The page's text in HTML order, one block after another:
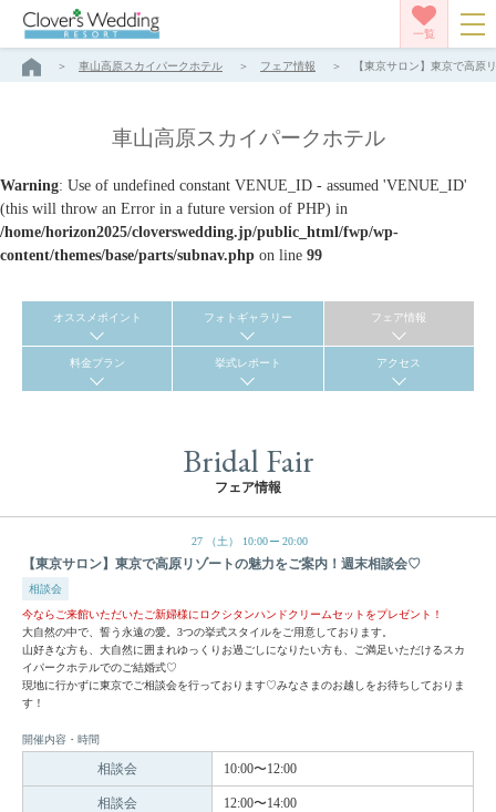
一覧
車山高原スカイパークホテル フェア情報 【東京サロン】東京で高
車山高原スカイパークホテル
Warning: Use of undefined constant VENUE_ID - assumed 'VENUE_ID'
(this will throw an Error in a future version of PHP) in
/home/horizon2025/cloverswedding.jp/public_html/fwp/wp-
content/themes/base/parts/subnav.php on line 99
オススメポイント フォトギャラリー フェア情報
料金プラン 挙式レポート アクセス
Bridal Fair
フェア情報
27 （土） 10:00 20:00
【東京サロン】東京で高原リゾートの魅力をご案内！週末相談会♡
相談会
今ならご来館いただいたご新婦様にロクシタンハンドクリームセットをプレゼント！
大自然の中で、誓う永遠の愛。3つの挙式スタイルをご用意しております。
山好きな方も、大自然に囲まれゆっくりお過ごしになりたい方も、ご満足いただけるスカ
イパークホテルでのご結婚式♡
現地に行かずに東京でご相談会を行っております♡みなさまのお越しをお待ちしておりま
す！
開催内容・時間
相談会 10:00〜12:00
相談会 12:00〜14:00